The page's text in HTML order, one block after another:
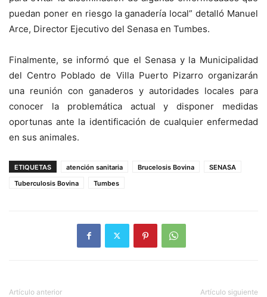
puedan poner en riesgo la ganadería local” detalló Manuel
Arce, Director Ejecutivo del Senasa en Tumbes.
Finalmente, se informó que el Senasa y la Municipalidad
del Centro Poblado de Villa Puerto Pizarro organizarán
una reunión con ganaderos y autoridades locales para
conocer la problemática actual y disponer medidas
oportunas ante la identificación de cualquier enfermedad
en sus animales.
ETIQUETAS atención sanitaria Brucelosis Bovina
SENASA
Tuberculosis Bovina
Tumbes
Artículo anterior Artículo siguiente